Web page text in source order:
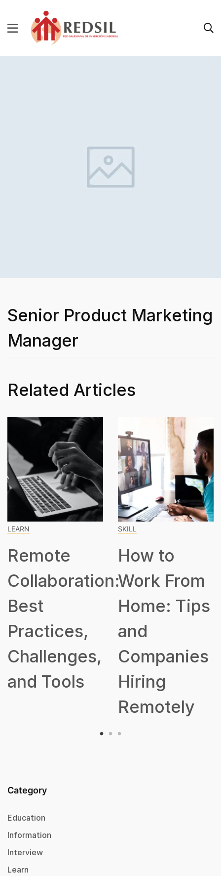
Senior Product Marketing
Manager
Related Articles
LEARN
Remote
Collaboration:
Best
Practices,
Challenges,
and Tools
SKILL
How to
Work From
Home: Tips
and
Companies
Hiring
Remotely
Category
Education
Information
Interview
Learn